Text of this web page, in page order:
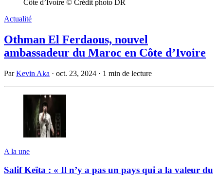
Côte d’Ivoire © Crédit photo DR
Actualité
Othman El Ferdaous, nouvel
ambassadeur du Maroc en Côte d’Ivoire
ParKevin Aka · oct. 23, 2024 · 1 min de lecture
A la une
Salif Keïta : « Il n’y a pas un pays qui a la valeur du